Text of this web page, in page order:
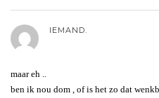
IEMAND.
maar eh ..
ben ik nou dom , of is het zo dat